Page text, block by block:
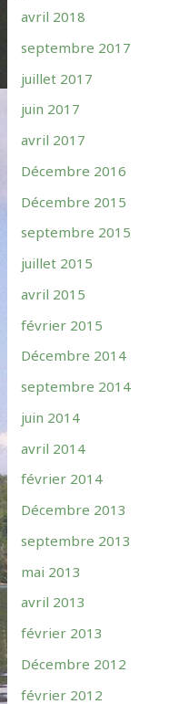
avril 2018
septembre 2017
juillet 2017
juin 2017
avril 2017
Décembre 2016
Décembre 2015
septembre 2015
juillet 2015
avril 2015
février 2015
Décembre 2014
septembre 2014
juin 2014
avril 2014
février 2014
Décembre 2013
septembre 2013
mai 2013
avril 2013
février 2013
Décembre 2012
février 2012